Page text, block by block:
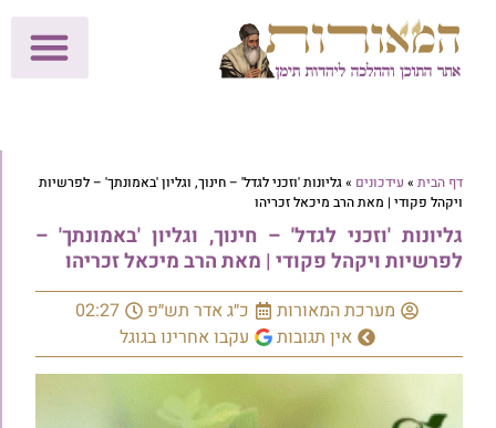
דף הבית » עידכונים »גליונות 'וזכני לגדל' – חינוך, וגליון 'באמונתך' – לפרשיות
ויקהל פקודי | מאת הרב מיכאל זכריהו
גליונות 'וזכני לגדל' – חינוך, וגליון 'באמונתך' –
לפרשיות ויקהל פקודי | מאת הרב מיכאל זכריהו
מערכת המאורות כ״ג אדר תש״פ
02:27
אין תגובות
עקבו אחרינו בגוגל